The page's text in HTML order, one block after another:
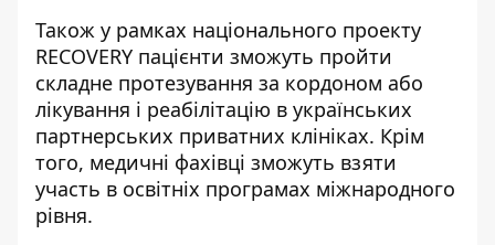
Також у рамках національного проекту
RECOVERY пацієнти зможуть пройти
складне протезування за кордоном або
лікування і реабілітацію в українських
партнерських приватних клініках. Крім
того, медичні фахівці зможуть взяти
участь в освітніх програмах міжнародного
рівня.